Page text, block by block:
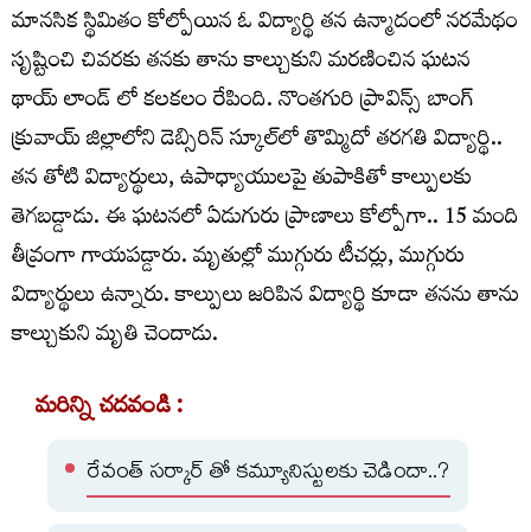
మానసిక స్థిమితం కోల్పోయిన ఓ విద్యార్థి తన ఉన్మాదంలో నరమేథం
సృష్టించి చివరకు తనకు తాను కాల్చుకుని మరణించిన ఘటన
థాయ్ లాండ్ లో కలకలం రేపింది. నొంతగురి ప్రావిన్స్‌ బాంగ్‌
క్రువాయ్‌ జిల్లాలోని డెబ్సిరిన్ స్కూల్‌లో తొమ్మిదో తరగతి విద్యార్థి..
తన తోటి విద్యార్థులు, ఉపాధ్యాయులపై తుపాకితో కాల్పులకు
తెగబడ్డాడు. ఈ ఘటనలో ఏడుగురు ప్రాణాలు కోల్పోగా.. 15 మంది
తీవ్రంగా గాయపడ్డారు. మృతుల్లో ముగ్గురు టీచర్లు, ముగ్గురు
విద్యార్థులు ఉన్నారు. కాల్పులు జరిపిన విద్యార్థి కూడా తనను తాను
కాల్చుకుని మృతి చెందాడు.
మరిన్ని చదవండి :
రేవంత్ సర్కార్ తో కమ్యూనిస్టులకు చెడిందా..?